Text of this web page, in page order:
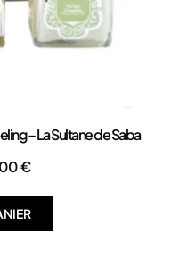
– La Sultane de Saba
€